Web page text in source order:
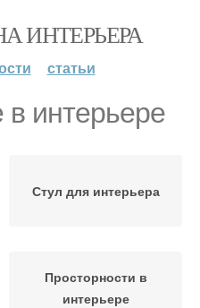
ИНТЕРЬЕРА
статьи
в интерьере
Стул для интерьера
Просторности в
интерьере